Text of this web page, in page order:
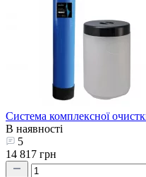
Система комплексної
В наявності
5
14 817 грн